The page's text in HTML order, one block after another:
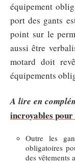
équipement
port des gants
point sur le
aussi être
motard doit
équipements
A lire en
incroyables
Outre les
obligatoires
des vêtements